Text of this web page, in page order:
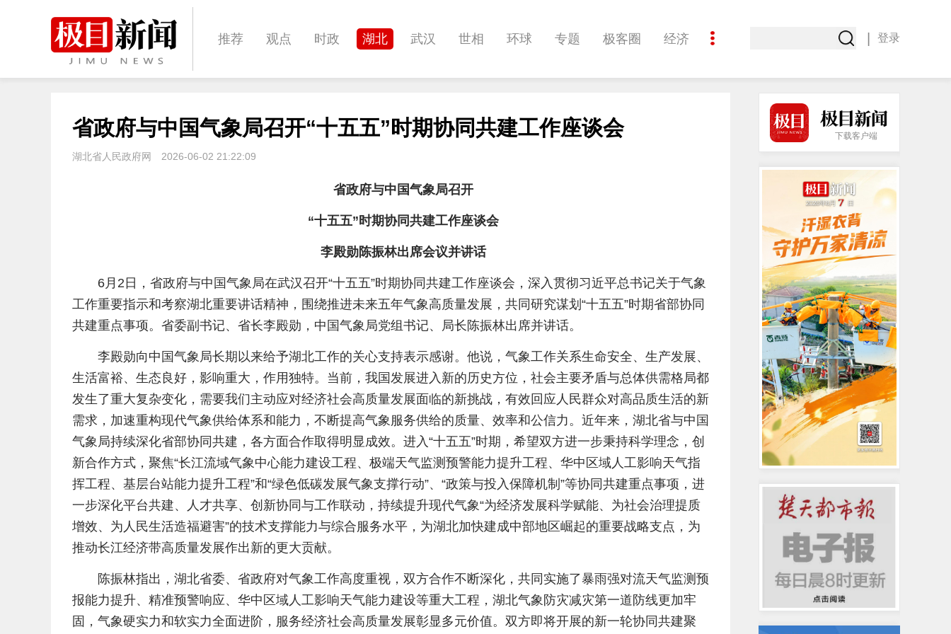
推荐 观点 时政 湖北 武汉 世相 环球 专题 极客圈 经济
体育 娱乐 影像 帅作文 International 职教院 酒道
登录
省政府与中国气象局召开“十五五”时期协同共建工作座谈会
湖北省人民政府网 2026-06-02 21:22:09
省政府与中国气象局召开
“十五五”时期协同共建工作座谈会
李殿勋陈振林出席会议并讲话
6月2日，省政府与中国气象局在武汉召开“十五五”时期协同共建工作座谈会，深入贯彻习近平总书记关于气象
工作重要指示和考察湖北重要讲话精神，围绕推进未来五年气象高质量发展，共同研究谋划“十五五”时期省部协同
共建重点事项。省委副书记、省长李殿勋，中国气象局党组书记、局长陈振林出席并讲话。
李殿勋向中国气象局长期以来给予湖北工作的关心支持表示感谢。他说，气象工作关系生命安全、生产发展、
生活富裕、生态良好，影响重大，作用独特。当前，我国发展进入新的历史方位，社会主要矛盾与总体供需格局都
发生了重大复杂变化，需要我们主动应对经济社会高质量发展面临的新挑战，有效回应人民群众对高品质生活的新
需求，加速重构现代气象供给体系和能力，不断提高气象服务供给的质量、效率和公信力。近年来，湖北省与中国
气象局持续深化省部协同共建，各方面合作取得明显成效。进入“十五五”时期，希望双方进一步秉持科学理念，创
新合作方式，聚焦“长江流域气象中心能力建设工程、极端天气监测预警能力提升工程、华中区域人工影响天气指
挥工程、基层台站能力提升工程”和“绿色低碳发展气象支撑行动”、“政策与投入保障机制”等协同共建重点事项，进
一步深化平台共建、人才共享、创新协同与工作联动，持续提升现代气象“为经济发展科学赋能、为社会治理提质
增效、为人民生活造福避害”的技术支撑能力与综合服务水平，为湖北加快建成中部地区崛起的重要战略支点，为
推动长江经济带高质量发展作出新的更大贡献。
陈振林指出，湖北省委、省政府对气象工作高度重视，双方合作不断深化，共同实施了暴雨强对流天气监测预
报能力提升、精准预警响应、华中区域人工影响天气能力建设等重大工程，湖北气象防灾减灾第一道防线更加牢
固，气象硬实力和软实力全面进阶，服务经济社会高质量发展彰显多元价值。双方即将开展的新一轮协同共建聚
下载客户端